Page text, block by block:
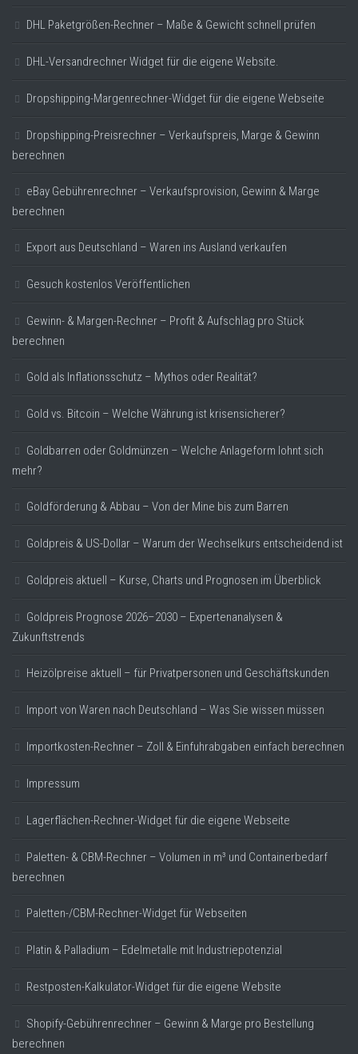
DHL Paketgrößen-Rechner – Maße & Gewicht schnell prüfen
DHL-Versandrechner Widget für die eigene Website.
Dropshipping-Margenrechner-Widget für die eigene Webseite
Dropshipping-Preisrechner – Verkaufspreis, Marge & Gewinn
berechnen
eBay Gebührenrechner – Verkaufsprovision, Gewinn & Marge
berechnen
Export aus Deutschland – Waren ins Ausland verkaufen
Gesuch kostenlos Veröffentlichen
Gewinn- & Margen-Rechner – Profit & Aufschlag pro Stück
berechnen
Gold als Inflationsschutz – Mythos oder Realität?
Gold vs. Bitcoin – Welche Währung ist krisensicherer?
Goldbarren oder Goldmünzen – Welche Anlageform lohnt sich
mehr?
Goldförderung & Abbau – Von der Mine bis zum Barren
Goldpreis & US-Dollar – Warum der Wechselkurs entscheidend ist
Goldpreis aktuell – Kurse, Charts und Prognosen im Überblick
Goldpreis Prognose 2026–2030 – Expertenanalysen &
Zukunftstrends
Heizölpreise aktuell – für Privatpersonen und Geschäftskunden
Import von Waren nach Deutschland – Was Sie wissen müssen
Importkosten-Rechner – Zoll & Einfuhrabgaben einfach berechnen
Impressum
Lagerflächen-Rechner-Widget für die eigene Webseite
Paletten- & CBM-Rechner – Volumen in m³ und Containerbedarf
berechnen
Paletten-/CBM-Rechner-Widget für Webseiten
Platin & Palladium – Edelmetalle mit Industriepotenzial
Restposten-Kalkulator-Widget für die eigene Website
Shopify-Gebührenrechner – Gewinn & Marge pro Bestellung
berechnen